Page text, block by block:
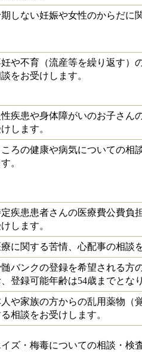
しない妊娠や女性のからだに
や不育（流産等を繰り返す）
をお受けします。
疾患や身体障がいのお子さん
します。
ころの健康や病気についての相
。
疾患患者さんの医療費公費負
します。
療に関する苦情、心配事の相談
バンクの登録を希望される方
登録可能年齢は54歳までとな
や家族の方からの乱用薬物（
相談をお受けします。
ズ・梅毒についての相談・検